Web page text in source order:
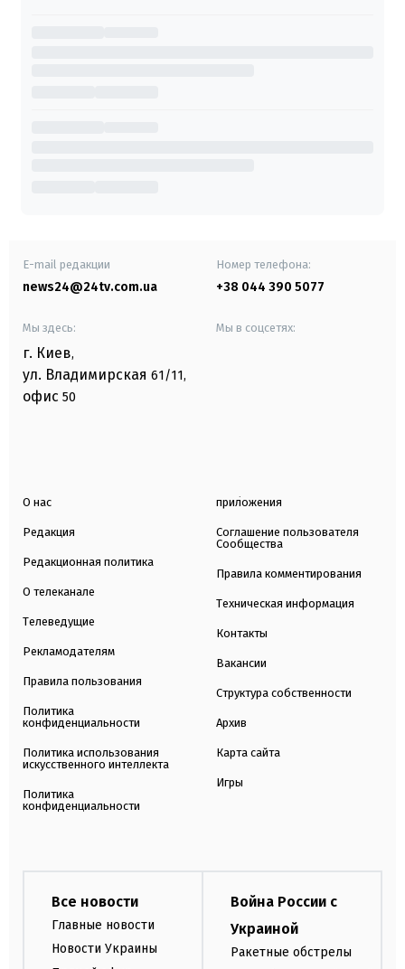
E-mail редакции
news24@24tv.com.ua
Номер телефона:
+38 044 390 5077
Мы здесь:
г. Киев,
ул. Владимирская 61/11,
офис 50
Мы в соцсетях:
О нас
Редакция
Редакционная политика
О телеканале
Телеведущие
Рекламодателям
Правила пользования
Политика
конфиденциальности
Политика использования
искусственного интеллекта
Политика
конфиденциальности
приложения
Соглашение пользователя
Сообщества
Правила комментирования
Техническая информация
Контакты
Вакансии
Структура собственности
Архив
Карта сайта
Игры
Все новости
Главные новости
Новости Украины
Война России с
Украиной
Ракетные обстрелы